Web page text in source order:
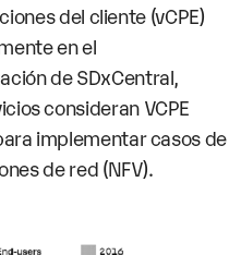
del cliente (vCPE)
en el
de SDxCentral,
consideran VCPE
implementar casos de
de red (NFV).